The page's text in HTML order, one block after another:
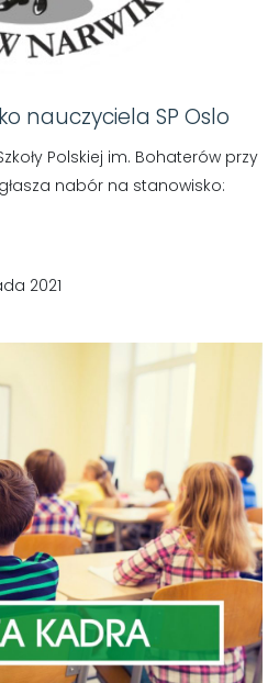
nauczyciela SP Oslo
Polskiej im. Bohaterów przy
nabór na stanowisko:
2021